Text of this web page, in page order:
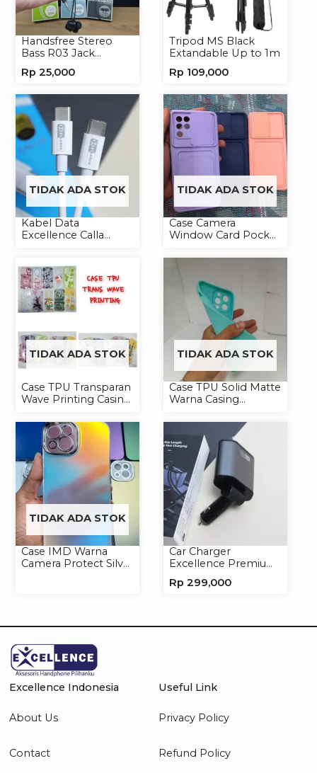
Handsfree Stereo
Bass R03 Jack
Headset Earphone
Rp 25,000
Tripod MS Black
Extandable Up to 1m
Rp 109,000
TIDAK ADA STOK
Kabel Data
Excellence Calla
Type-C
TIDAK ADA STOK
Case Camera
Window Card Pocket
Softcase
TIDAK ADA STOK
Case TPU Transparan
Wave Printing Casing
TIDAK ADA STOK
Case TPU Solid Matte
Warna Casing
TIDAK ADA STOK
Case IMD Warna
Camera Protect Silver
Car Charger
Excellence Premium
Handphone
Rp 299,000
Excellence Indonesia
About Us
Contact
Useful Link
Privacy Policy
Refund Policy